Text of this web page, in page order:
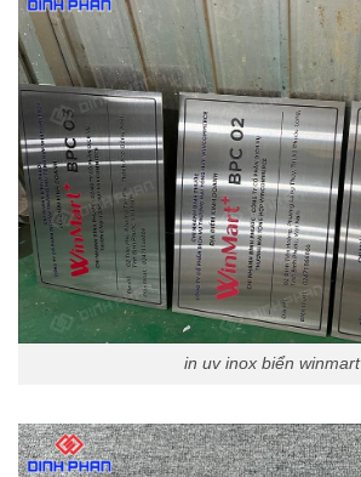
in uv inox biển winmart